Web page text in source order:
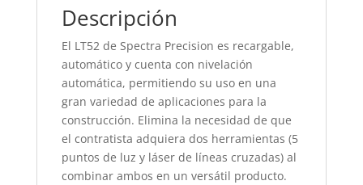
Descripción
El LT52 de Spectra Precision es recargable,
automático y cuenta con nivelación
automática, permitiendo su uso en una
gran variedad de aplicaciones para la
construcción. Elimina la necesidad de que
el contratista adquiera dos herramientas (5
puntos de luz y láser de líneas cruzadas) al
combinar ambos en un versátil producto.